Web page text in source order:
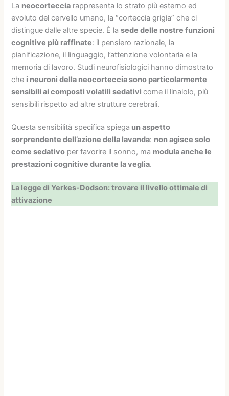
La neocorteccia rappresenta lo strato più esterno ed
evoluto del cervello umano, la “corteccia grigia” che ci
distingue dalle altre specie. È lasede delle nostre funzioni
cognitive più raffinate: il pensiero razionale, la
pianificazione, il linguaggio, l’attenzione volontaria e la
memoria di lavoro. Studi neurofisiologici hanno dimostrato
che i neuroni della neocorteccia sono particolarmente
sensibili ai composti volatili sedativicome il linalolo, più
sensibili rispetto ad altre strutture cerebrali.
Questa sensibilità specifica spiega un aspetto
sorprendente dell’azione della lavanda: non agisce solo
come sedativo per favorire il sonno, ma modula anche le
prestazioni cognitive durante la veglia.
La legge di Yerkes-Dodson: trovare il livello ottimale di
attivazione